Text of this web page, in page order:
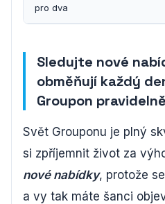
pro dva
Sledujte nové
obměňují každý
Groupon
Svět Grouponu je plný
si zpříjemnit život za
nové nabídky, protože
a vy tak máte šanci